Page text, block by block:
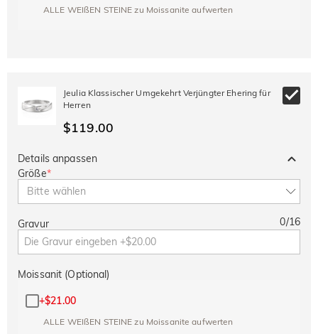
ALLE WEIßEN STEINE zu Moissanite aufwerten
Jeulia Klassischer Umgekehrt Verjüngter Ehering für
Herren
$119.00
Details anpassen
Größe*
Bitte wählen
Gravur 0/16
Moissanit (Optional)
+$21.00
ALLE WEIßEN STEINE zu Moissanite aufwerten